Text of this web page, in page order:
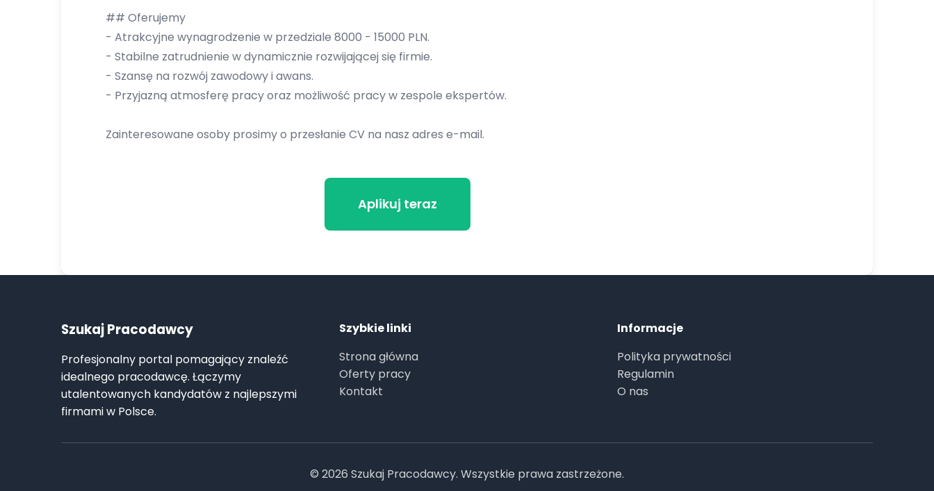
## Oferujemy
- Atrakcyjne wynagrodzenie w przedziale 8000 - 15000 PLN.
- Stabilne zatrudnienie w dynamicznie rozwijającej się firmie.
- Szansę na rozwój zawodowy i awans.
- Przyjazną atmosferę pracy oraz możliwość pracy w zespole ekspertów.
Zainteresowane osoby prosimy o przesłanie CV na nasz adres e-mail.
Aplikuj teraz
Szukaj Pracodawcy
Profesjonalny portal pomagający znaleźć
idealnego pracodawcę. Łączymy
utalentowanych kandydatów z najlepszymi
firmami w Polsce.
Szybkie linki
Strona główna
Oferty pracy
Kontakt
Informacje
Polityka prywatności
Regulamin
O nas
© 2026 Szukaj Pracodawcy. Wszystkie prawa zastrzeżone.